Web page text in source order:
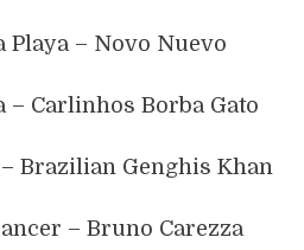
Playa – Novo Nuevo
– Carlinhos Borba Gato
Brazilian Genghis Khan
– Bruno Carezza